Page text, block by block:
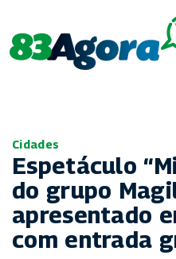
Cidades
Espetáculo
do grupo
apresentado
com entrada